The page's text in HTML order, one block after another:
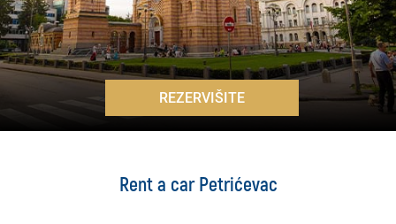
Uslovi najma
Najčešća pitanja
Blog
> REZERVIŠITE
Rent a car Petrićevac